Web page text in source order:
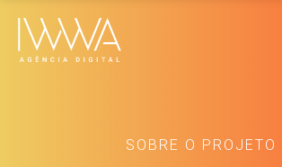
SOBRE O PROJETO